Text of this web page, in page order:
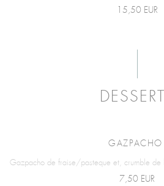
15,50 EUR
GAZPACHO
Gazpacho de fraise/pasteque et, crumble de
7,50 EUR